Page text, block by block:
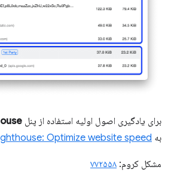
برای یادگیری اصول اولیه استفاده از پنل
به Optimize website speed
مشکل کروم: ۷۷۲۵۵۸